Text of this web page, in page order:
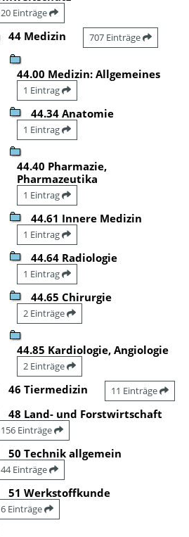
20 Einträge
44 Medizin 707 Einträge
44.00 Medizin: Allgemeines
1 Eintrag
44.34 Anatomie
1 Eintrag
44.40 Pharmazie,
Pharmazeutika
1 Eintrag
44.61 Innere Medizin
1 Eintrag
44.64 Radiologie
1 Eintrag
44.65 Chirurgie
2 Einträge
44.85 Kardiologie, Angiologie
2 Einträge
46 Tiermedizin 11 Einträge
48 Land- und Forstwirtschaft
156 Einträge
50 Technik allgemein
44 Einträge
51 Werkstoffkunde
6 Einträge